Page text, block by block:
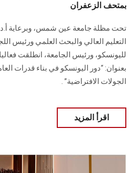
بمتحف الزعفران
تحت مظلة جامعة عين شمس، وبرعاية أ.د.
التعليم العالي والبحث العلمي ورئيس
لليونسكو، ورئيس الجامعة، انطلقت
بعنوان: “دور اليونسكو في بناء قدرات
الجولات الافتراضية” .
اقرأ المزيد